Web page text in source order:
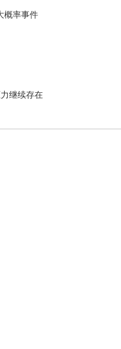
概率事件
继续存在